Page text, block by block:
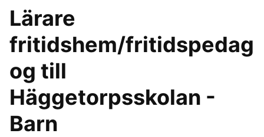
Lärare
fritidshem/fritidspedag
og till
Häggetorpsskolan -
Barn